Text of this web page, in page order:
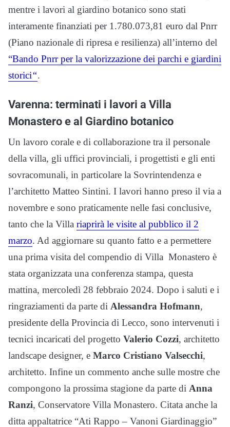
mentre i lavori al giardino botanico sono stati
interamente finanziati per 1.780.073,81 euro dal Pnrr
(Piano nazionale di ripresa e resilienza) all’interno del
“Bando Pnrr per la valorizzazione dei parchi e giardini
storici“.
Varenna: terminati i lavori a Villa
Monastero e al Giardino botanico
Un lavoro corale e di collaborazione tra il personale
della villa, gli uffici provinciali, i progettisti e gli enti
sovracomunali, in particolare la Sovrintendenza e
l’architetto Matteo Sintini. I lavori hanno preso il via a
novembre e sono praticamente nelle fasi conclusive,
tanto che la Villa riaprirà le visite al pubblico il 2
marzo. Ad aggiornare su quanto fatto e a permettere
una prima visita del compendio di Villa Monastero è
stata organizzata una conferenza stampa, questa
mattina, mercoledì 28 febbraio 2024. Dopo i saluti e i
ringraziamenti da parte di Alessandra Hofmann,
presidente della Provincia di Lecco, sono intervenuti i
tecnici incaricati del progetto Valerio Cozzi, architetto
landscape designer, e Marco Cristiano Valsecchi,
architetto. Infine un commento anche sulle mostre che
compongono la prossima stagione da parte di Anna
Ranzi, Conservatore Villa Monastero. Citata anche la
ditta appaltatrice “Ati Rappo – Vanoni Giardinaggio”